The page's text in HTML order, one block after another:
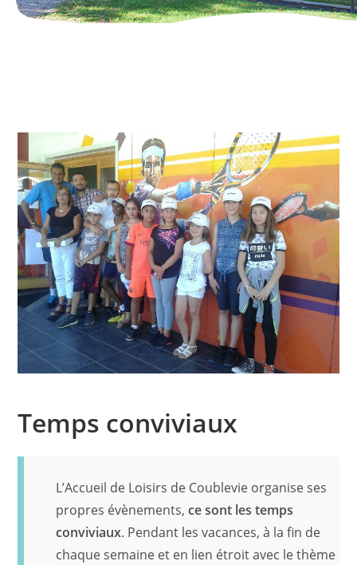
Temps conviviaux
L’Accueil de Loisirs de Coublevie organise ses
propres évènements,ce sont les temps
conviviaux. Pendant les vacances, à la fin de
chaque semaine et en lien étroit avec le thème